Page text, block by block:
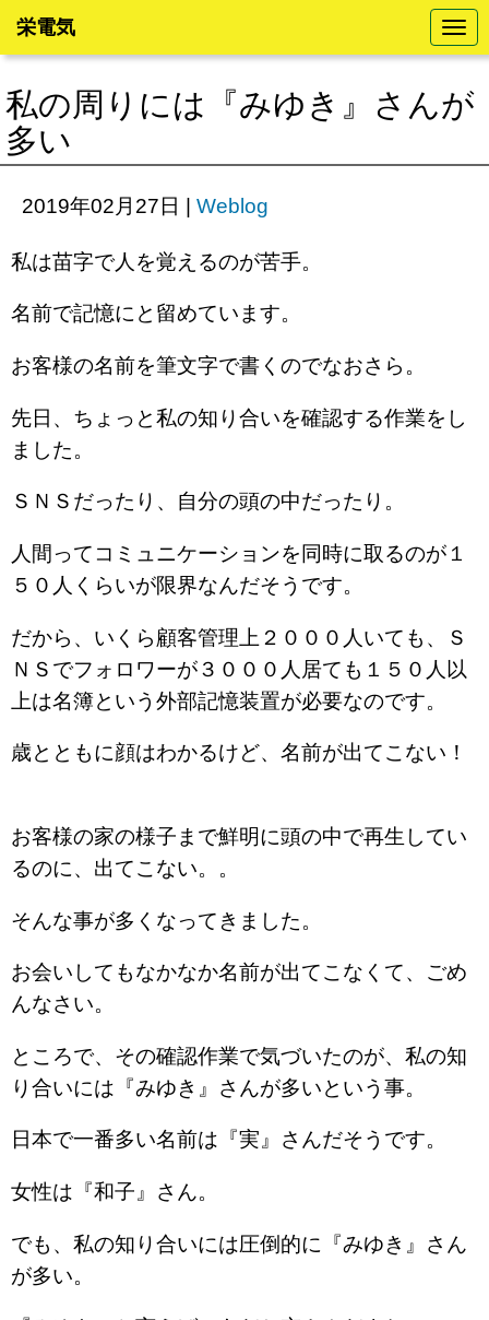
N
a
v
g
a
o
栄電気
私の周りには『みゆき』さんが
多い
2019年02月27日 | Weblog
私は苗字で人を覚えるのが苦手。
名前で記憶にと留めています。
お客様の名前を筆文字で書くのでなおさら。
先日、ちょっと私の知り合いを確認する作業をし
ました。
ＳＮＳだったり、自分の頭の中だったり。
人間ってコミュニケーションを同時に取るのが１
５０人くらいが限界なんだそうです。
だから、いくら顧客管理上２０００人いても、Ｓ
ＮＳでフォロワーが３０００人居ても１５０人以
上は名簿という外部記憶装置が必要なのです。
歳とともに顔はわかるけど、名前が出てこない！
お客様の家の様子まで鮮明に頭の中で再生してい
るのに、出てこない。。
そんな事が多くなってきました。
お会いしてもなかなか名前が出てこなくて、ごめ
んなさい。
ところで、その確認作業で気づいたのが、私の知
り合いには『みゆき』さんが多いという事。
日本で一番多い名前は『実』さんだそうです。
女性は『和子』さん。
でも、私の知り合いには圧倒的に『みゆき』さん
が多い。